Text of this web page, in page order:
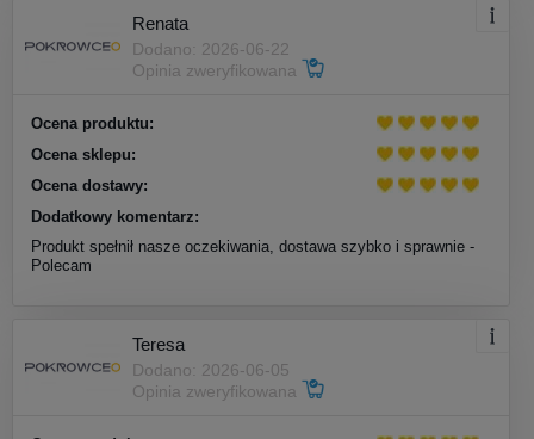
Renata
Dodano: 2026-06-22
Opinia zweryfikowana
Ocena produktu:
Ocena sklepu:
Ocena dostawy:
Dodatkowy komentarz:
Produkt spełnił nasze oczekiwania, dostawa szybko i sprawnie -
Polecam
Teresa
Dodano: 2026-06-05
Opinia zweryfikowana